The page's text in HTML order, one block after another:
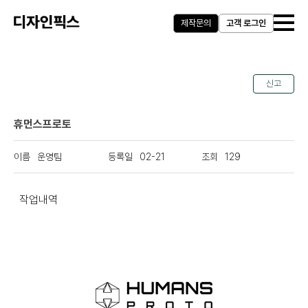
제작문의 고객 로그인
휴먼스프로토
운영팀 02-21 129
작업내역
신고